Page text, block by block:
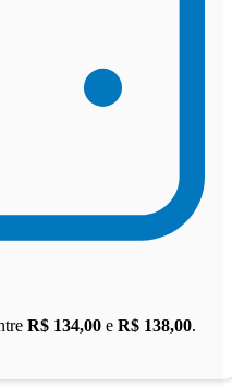
R$ 134,00 e R$ 138,00.